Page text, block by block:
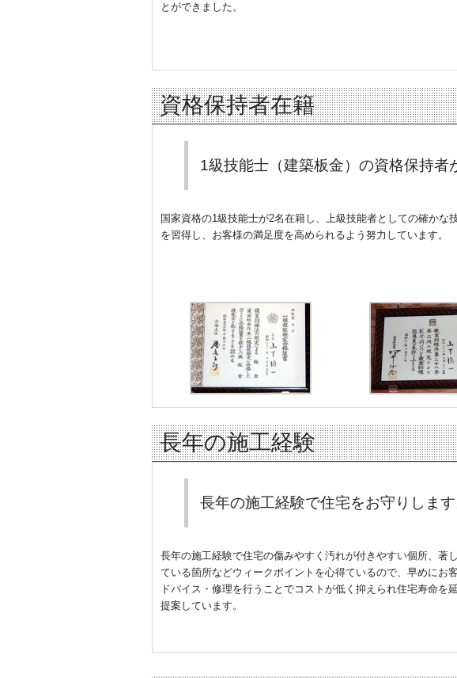
とができました。
資格保持者在籍
1級技能士（建築板金）の資格保持者
国家資格の1級技能士が2名在籍し、上級技能者としての確かな
を習得し、お客様の満足度を高められるよう努力しています。
長年の施工経験
長年の施工経験で住宅をお守りします
長年の施工経験で住宅の傷みやすく汚れが付きやすい個所、著
ている箇所などウィークポイントを心得ているので、早めにお
ドバイス・修理を行うことでコストが低く抑えられ住宅寿命を
提案しています。